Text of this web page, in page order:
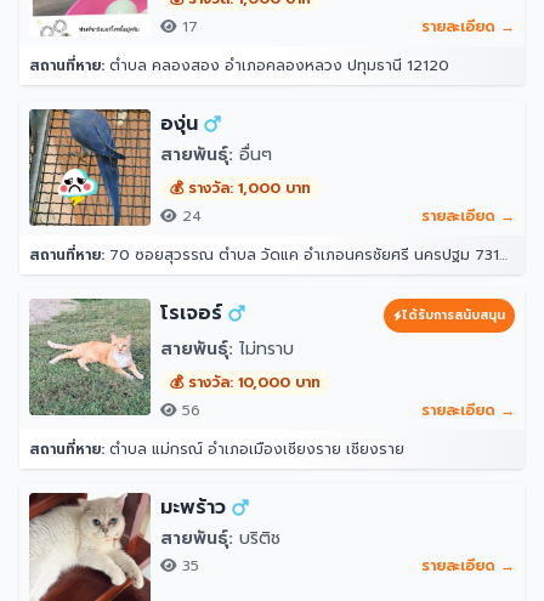
17
รายละเอียด →
สถานที่หาย: ตำบล คลองสอง อำเภอคลองหลวง ปทุมธานี 12120
องุ่น
สายพันธุ์: อื่นๆ
💰 รางวัล: 1,000 บาท
24
รายละเอียด →
สถานที่หาย: 70 ซอยสุวรรณ ตำบล วัดแค อำเภอนครชัยศรี นครปฐม 73120
โรเจอร์ ได้รับการสนับสนุน
สายพันธุ์: ไม่ทราบ
💰 รางวัล: 10,000 บาท
56
รายละเอียด →
สถานที่หาย: ตำบล แม่กรณ์ อำเภอเมืองเชียงราย เชียงราย
มะพร้าว
สายพันธุ์: บริติช
35 รายละเอียด →